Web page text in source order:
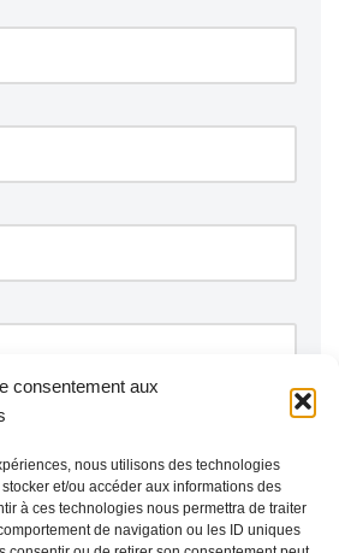
consentement aux
nous utilisons des technologies
et/ou accéder aux informations des
à ces technologies nous permettra de traiter
de navigation ou les ID uniques